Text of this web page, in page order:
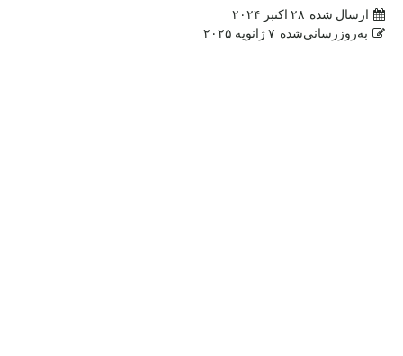
ارسال شده ۲۸ اکتبر ۲۰۲۴
به‌روزرسانی‌شده ۷ ژانویه ۲۰۲۵